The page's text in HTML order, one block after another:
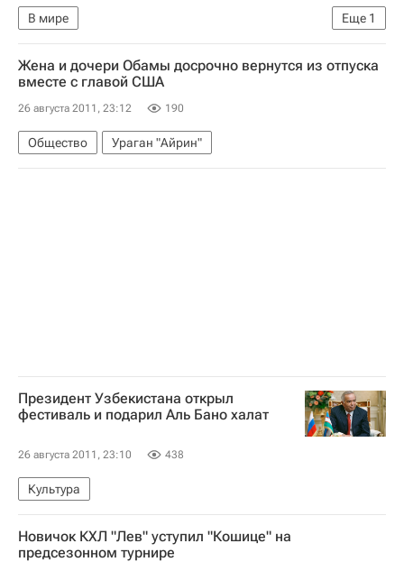
Еще 1
В мире
Президентские выборы в Абхазии в 2011 году
Жена и дочери Обамы досрочно вернутся из отпуска
вместе с главой США
26 августа 2011, 23:12 190
Общество Ураган "Айрин"
Президент Узбекистана открыл
фестиваль и подарил Аль Бано халат
26 августа 2011, 23:10 438
Культура
Новичок КХЛ "Лев" уступил "Кошице" на
предсезонном турнире